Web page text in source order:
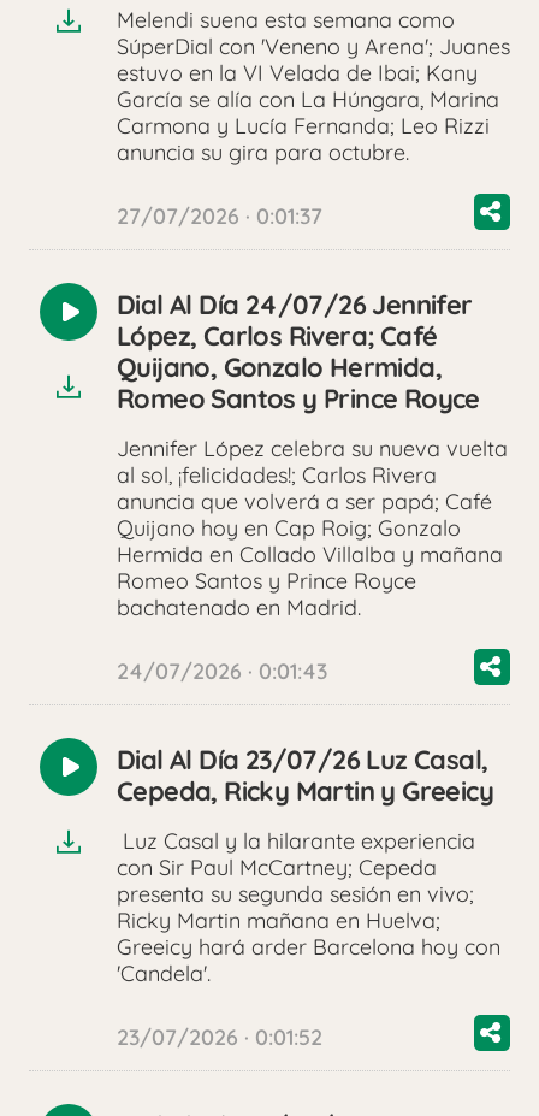
Melendi suena esta semana como
SúperDial con 'Veneno y Arena'; Juanes
estuvo en la VI Velada de Ibai; Kany
García se alía con La Húngara, Marina
Carmona y Lucía Fernanda; Leo Rizzi
anuncia su gira para octubre.
27/07/2026 · 0:01:37
Reproducir
audio
Dial Al Día 24/07/26 Jennifer
López, Carlos Rivera; Café
Quijano, Gonzalo Hermida,
Romeo Santos y Prince Royce
Jennifer López celebra su nueva vuelta
al sol, ¡felicidades!; Carlos Rivera
anuncia que volverá a ser papá; Café
Quijano hoy en Cap Roig; Gonzalo
Hermida en Collado Villalba y mañana
Romeo Santos y Prince Royce
bachatenado en Madrid.
24/07/2026 · 0:01:43
Reproducir
audio
Dial Al Día 23/07/26 Luz Casal,
Cepeda, Ricky Martin y Greeicy
Luz Casal y la hilarante experiencia
con Sir Paul McCartney; Cepeda
presenta su segunda sesión en vivo;
Ricky Martin mañana en Huelva;
Greeicy hará arder Barcelona hoy con
'Candela'.
23/07/2026 · 0:01:52